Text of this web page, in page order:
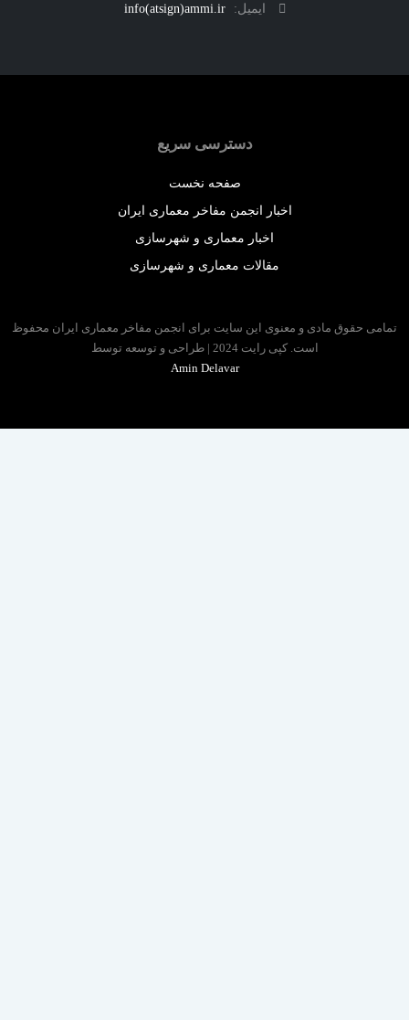
ایمیل:
info(atsign)ammi.ir
دسترسی سریع
صفحه نخست
اخبار انجمن مفاخر معماری ایران
اخبار معماری و شهرسازی
مقالات معماری و شهرسازی
حقوق مادی و معنوی این سایت برای انجمن مفاخر معماری ایران محفوظ
است. کپی رایت 2024 | طراحی و توسعه توسط
Amin Delavar